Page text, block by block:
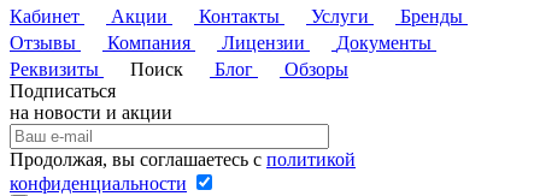
Кабинет
Акции Контакты Услуги
Бренды
Отзывы
Компания Лицензии
Документы
Реквизиты
Поиск Блог
Обзоры
Подписаться
на новости и акции
Продолжая, вы соглашаетесь с политикой
конфиденциальности